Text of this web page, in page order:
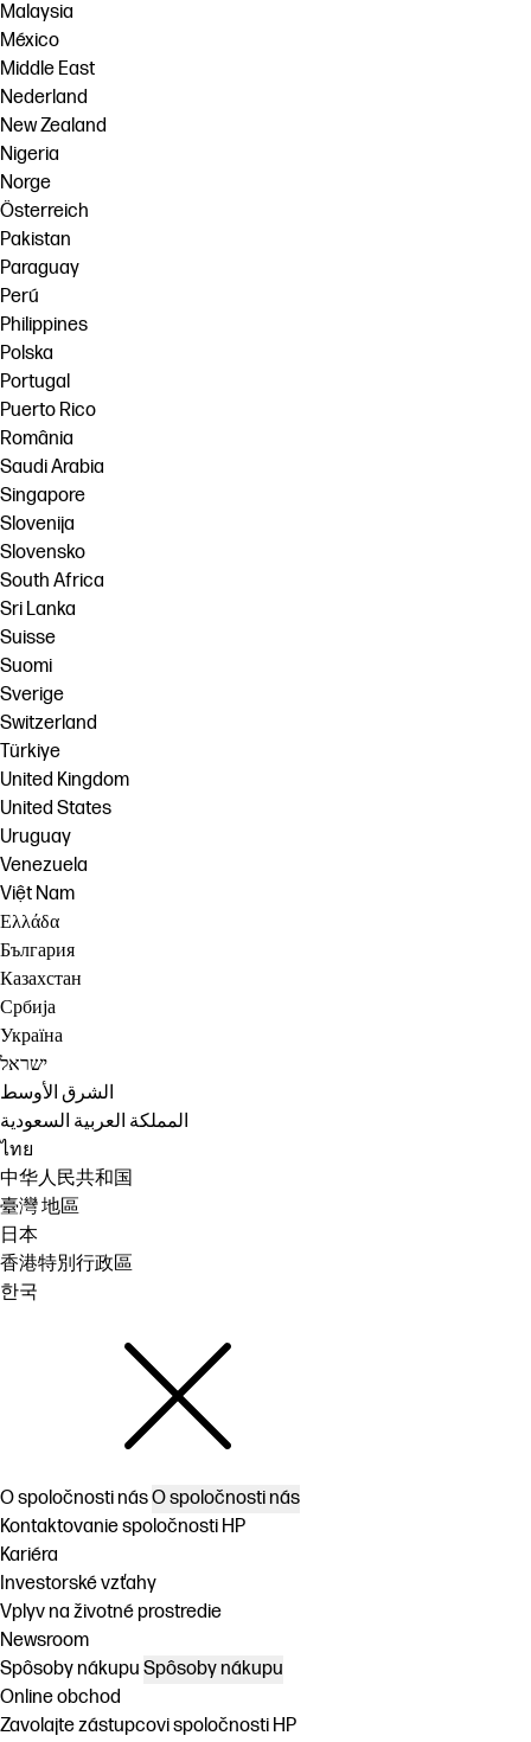
Malaysia
México
Middle East
Nederland
New Zealand
Nigeria
Norge
Österreich
Pakistan
Paraguay
Perú
Philippines
Polska
Portugal
Puerto Rico
România
Saudi Arabia
Singapore
Slovenija
Slovensko
South Africa
Sri Lanka
Suisse
Suomi
Sverige
Switzerland
Türkiye
United Kingdom
United States
Uruguay
Venezuela
Việt Nam
Ελλάδα
България
Казахстан
Србија
Україна
ישראל
الشرق الأوسط
المملكة العربية السعودية
ไทย
中华人民共和国
臺灣 地區
日本
香港特別行政區
한국
O spoločnosti násO spoločnosti nás
Kontaktovanie spoločnosti HP
Kariéra
Investorské vzťahy
Vplyv na životné prostredie
Newsroom
Spôsoby nákupu Spôsoby nákupu
Online obchod
Zavolajte zástupcovi spoločnosti HP